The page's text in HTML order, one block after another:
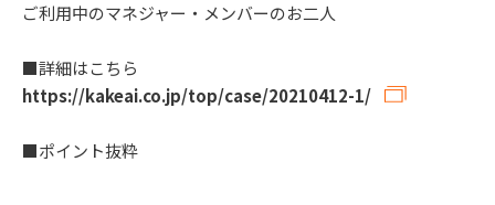
ご利用中のマネジャー・メンバーのお二人
■詳細はこちら
https://kakeai.co.jp/top/case/20210412-1/
■ポイント抜粋